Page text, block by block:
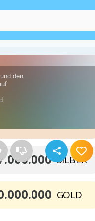
Medaille
SILBER
GOLD